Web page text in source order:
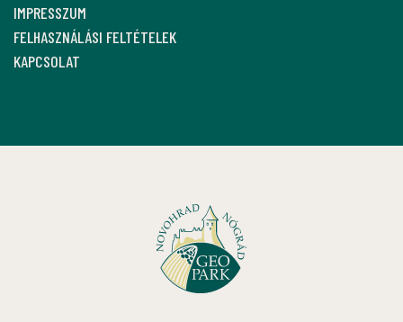
IMPRESSZUM
FELHASZNÁLÁSI FELTÉTELEK
KAPCSOLAT